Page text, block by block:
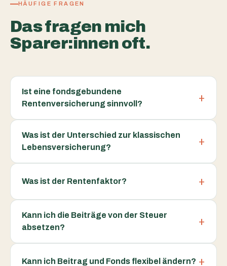
HÄUFIGE FRAGEN
Das fragen mich
Sparer:innen oft.
Ist eine fondsgebundene
Rentenversicherung sinnvoll?
Was ist der Unterschied zur klassischen
Lebensversicherung?
Was ist der Rentenfaktor?
Kann ich die Beiträge von der Steuer
absetzen?
Kann ich Beitrag und Fonds flexibel ändern?